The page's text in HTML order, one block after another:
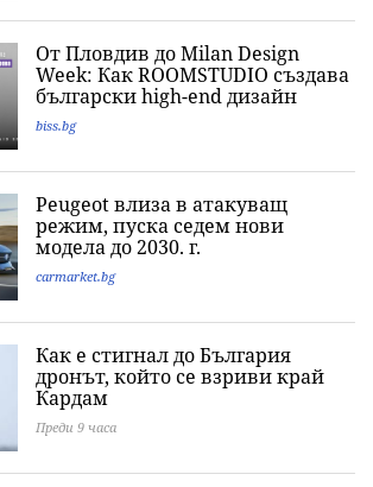
От Пловдив до Milan Design
Week: Как ROOMSTUDIO създава
български high-end дизайн
biss.bg
Peugeot влиза в атакуващ
режим, пуска седем нови
модела до 2030. г.
carmarket.bg
Как е стигнал до България
дронът, който се взриви край
Кардам
Преди 9 часа